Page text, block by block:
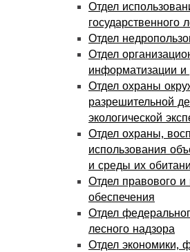
Отдел
государственного
Отдел
Отдел
информатизации и
Отдел охраны
разрешительной
экологической
Отдел охраны,
использования
и среды их
Отдел правового и
обеспечения
Отдел
лесного надзора
Отдел экономики,